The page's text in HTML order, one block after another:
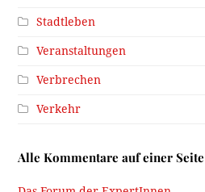
Stadtleben
Veranstaltungen
Verbrechen
Verkehr
Alle Kommentare auf einer Seite